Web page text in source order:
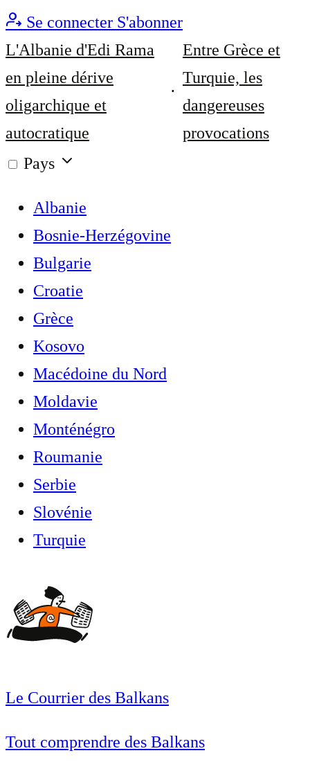
Se connecter S'abonner
L'Albanie d'Edi Rama
en pleine dérive
oligarchique et
autocratique
Entre Grèce et
Turquie, les
dangereuses
provocations
Pays
Albanie
Bosnie-Herzégovine
Bulgarie
Croatie
Grèce
Kosovo
Macédoine du Nord
Moldavie
Monténégro
Roumanie
Serbie
Slovénie
Turquie
Le Courrier des Balkans
Tout comprendre des Balkans